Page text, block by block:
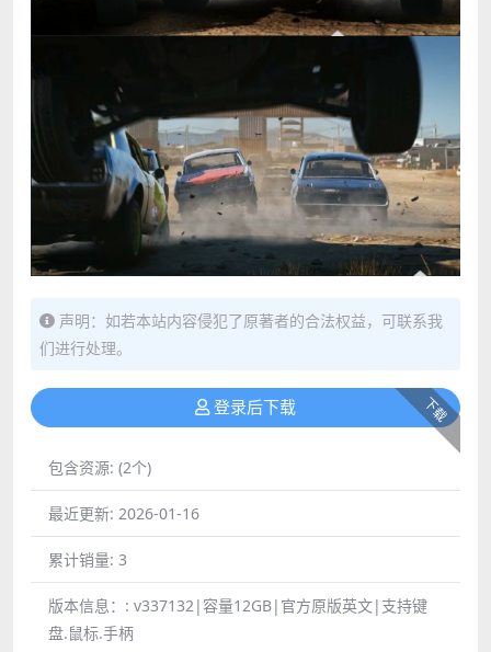
声明：如若本站内容侵犯了原著者的合法权益，可联系我
们进行处理。
下载
登录后下载
包含资源: (2个)
最近更新: 2026-01-16
累计销量: 3
版本信息：: v337132|容量12GB|官方原版英文|支持键
盘.鼠标.手柄